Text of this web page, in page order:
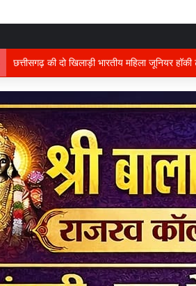
निर्माणाधीन मकान में करंट का कहर….दो की दर्दनाक